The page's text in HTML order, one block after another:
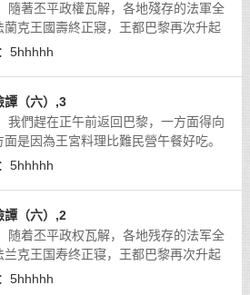
著丕平政權瓦解，各地殘存的法軍全
克王國壽終正寢，王都巴黎再次升起
5hhhhh
譚（六）,3
們趕在正午前返回巴黎，一方面得向
是因為王宮料理比難民營午餐好吃。
始癢了，我們踏入王宮第一個看到的
5hhhhh
譚（六）,2
着丕平政权瓦解，各地残存的法军全
克王国寿终正寝，王都巴黎再次升起
5hhhhh